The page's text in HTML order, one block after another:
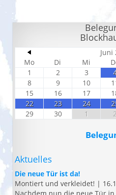
Juni
Mo
Di Mi
1
2 3
8
9 10
15
16 17
22
23 24
29
30 1
Aktuelles
Die neue Tür ist da!
Montiert und verkleidet! |